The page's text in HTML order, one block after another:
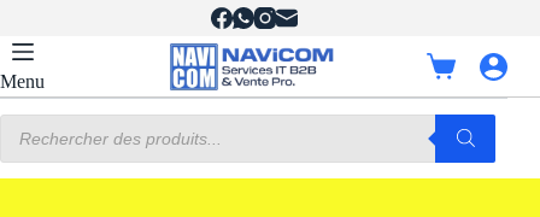
contenu
Menu
Panier
d’achat
produits